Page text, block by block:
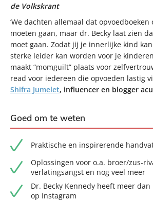
de Volkskrant
‘We dachten allemaal dat
moeten gaan, maar dr. Becky laat zien
moet gaan. Zodat jij je innerlijke kind
sterke leider kan worden voor je
maakt “momguilt” plaats voor
read voor iedereen die opvoeden lastig
Shifra Jumelet, influencer en blogger
Goed om te weten
Praktische en inspirerende
Oplossingen voor o.a. broer/zus-
verlatingsangst en nog veel meer
Dr. Becky Kennedy heeft meer
op Instagram